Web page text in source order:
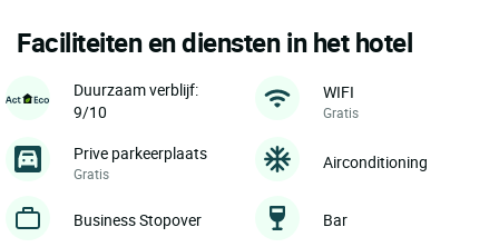
Faciliteiten en diensten in het hotel
Duurzaam verblijf:
9/10
WIFI
Gratis
Prive parkeerplaats
Gratis
Airconditioning
Business Stopover Bar